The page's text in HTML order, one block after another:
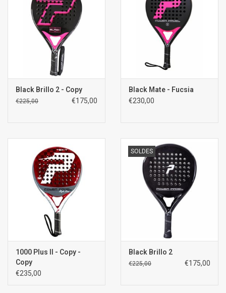
Black Brillo 2 - Copy
€225,00 €175,00
Black Mate - Fucsia
€230,00
1000 Plus II - Copy -
Copy
€235,00
SOLDES
Black Brillo 2
€225,00 €175,00